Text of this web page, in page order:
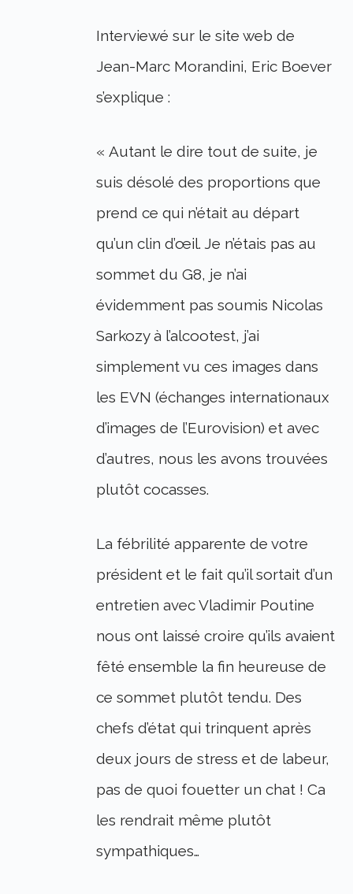
Interviewé sur le site web de
Jean-Marc Morandini, Eric Boever
s’explique :
« Autant le dire tout de suite, je
suis désolé des proportions que
prend ce qui n’était au départ
qu’un clin d’œil. Je n’étais pas au
sommet du G8, je n’ai
évidemment pas soumis Nicolas
Sarkozy à l’alcootest, j’ai
simplement vu ces images dans
les EVN (échanges internationaux
d’images de l’Eurovision) et avec
d’autres, nous les avons trouvées
plutôt cocasses.
La fébrilité apparente de votre
président et le fait qu’il sortait d’un
entretien avec Vladimir Poutine
nous ont laissé croire qu’ils avaient
fêté ensemble la fin heureuse de
ce sommet plutôt tendu. Des
chefs d’état qui trinquent après
deux jours de stress et de labeur,
pas de quoi fouetter un chat ! Ca
les rendrait même plutôt
sympathiques…